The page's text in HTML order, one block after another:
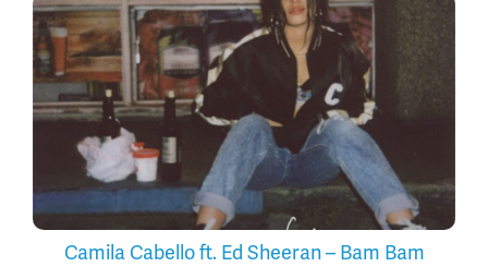
Camila Cabello ft. Ed Sheeran – Bam Bam